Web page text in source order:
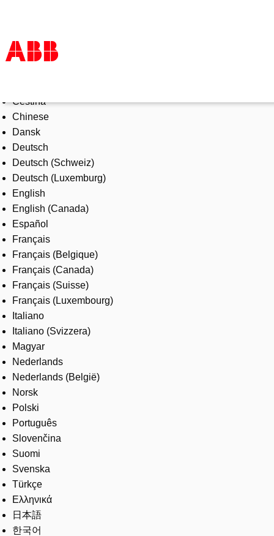
Products & Solutions
Industries
Services
About us
Where to buy
Contact us
Careers
Čeština
Chinese
Dansk
Deutsch
Deutsch (Schweiz)
Deutsch (Luxemburg)
English
English (Canada)
Español
Français
Français (Belgique)
Français (Canada)
Français (Suisse)
Français (Luxembourg)
Italiano
Italiano (Svizzera)
Magyar
Nederlands
Nederlands (België)
Norsk
Polski
Português
Slovenčina
Suomi
Svenska
Türkçe
Ελληνικά
日本語
한국어